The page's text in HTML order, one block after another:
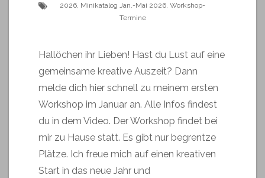
2026, Minikatalog Jan.-Mai 2026, Workshop-
Termine
Hallöchen ihr Lieben! Hast du Lust auf eine
gemeinsame kreative Auszeit? Dann
melde dich hier schnell zu meinem ersten
Workshop im Januar an. Alle Infos findest
du in dem Video. Der Workshop findet bei
mir zu Hause statt. Es gibt nur begrentze
Plätze. Ich freue mich auf einen kreativen
Start in das neue Jahr und